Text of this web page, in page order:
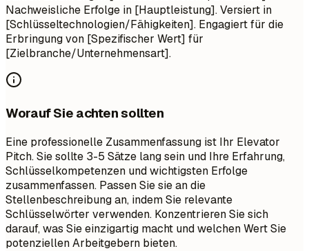
Nachweisliche Erfolge in [Hauptleistung]. Versiert in
[Schlüsseltechnologien/Fähigkeiten]. Engagiert für die
Erbringung von [Spezifischer Wert] für
[Zielbranche/Unternehmensart].
Worauf Sie achten sollten
Eine professionelle Zusammenfassung ist Ihr Elevator
Pitch. Sie sollte 3-5 Sätze lang sein und Ihre Erfahrung,
Schlüsselkompetenzen und wichtigsten Erfolge
zusammenfassen. Passen Sie sie an die
Stellenbeschreibung an, indem Sie relevante
Schlüsselwörter verwenden. Konzentrieren Sie sich
darauf, was Sie einzigartig macht und welchen Wert Sie
potenziellen Arbeitgebern bieten.